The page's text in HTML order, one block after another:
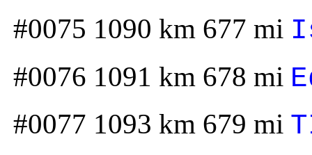
#0075 1090 km 677 mi
#0076 1091 km 678 mi
#0077 1093 km 679 mi